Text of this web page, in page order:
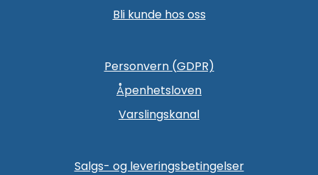
Bli kunde hos oss
Personvern (GDPR)
Åpenhetsloven
Varslingskanal
Salgs- og leveringsbetingelser